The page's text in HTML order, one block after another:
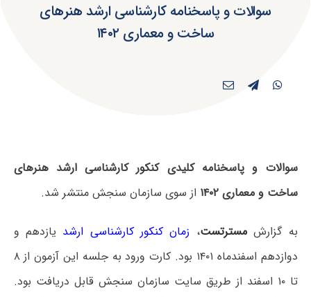
سوالات و پاسخنامه کارشناسی ارشد هنرهای
ساخت و معماری ۱۴۰۲
سوالات و پاسخنامه کلیدی کنکور کارشناسی ارشد هنرهای
ساخت و معماری ۱۴۰۲
از سوی سازمان سنجش منتشر شد.
به گزارشمسترتست، زمان کنکور کارشناسی ارشد یازدهم و
دوازدهم اسفندماه ۱۴۰۱ بود. کارت ورود به جلسه این آزمون از ۸
تا ۱۰ اسفند از طریق سایت سازمان سنجش قابل دریافت بود.